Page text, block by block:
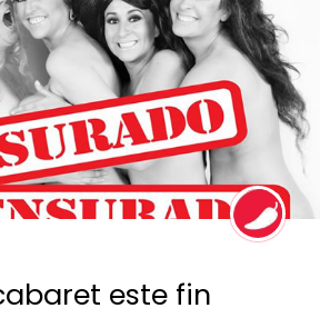
este fin